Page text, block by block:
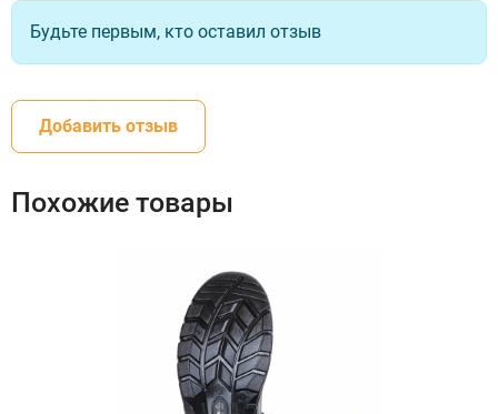
Будьте первым, кто оставил отзыв
Добавить отзыв
Похожие товары